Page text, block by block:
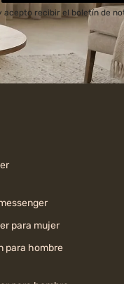
acepto recibir el boletín de
para mujer
para hombre